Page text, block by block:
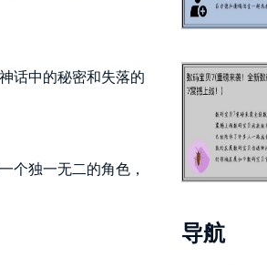
话中的秘密和失落的
个独一无二的角色，
导航